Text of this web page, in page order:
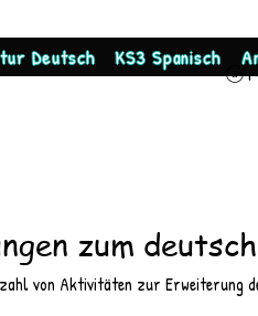
Deutsch KS3 Spanisch
zum
von Aktivitäten zur Erweiterung